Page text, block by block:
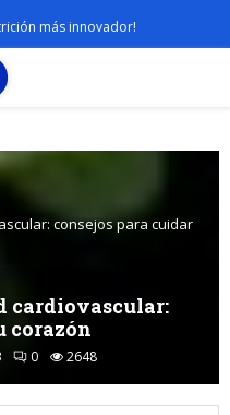
más innovador!
consejos para cuidar
cardiovascular:
corazón
0 2648